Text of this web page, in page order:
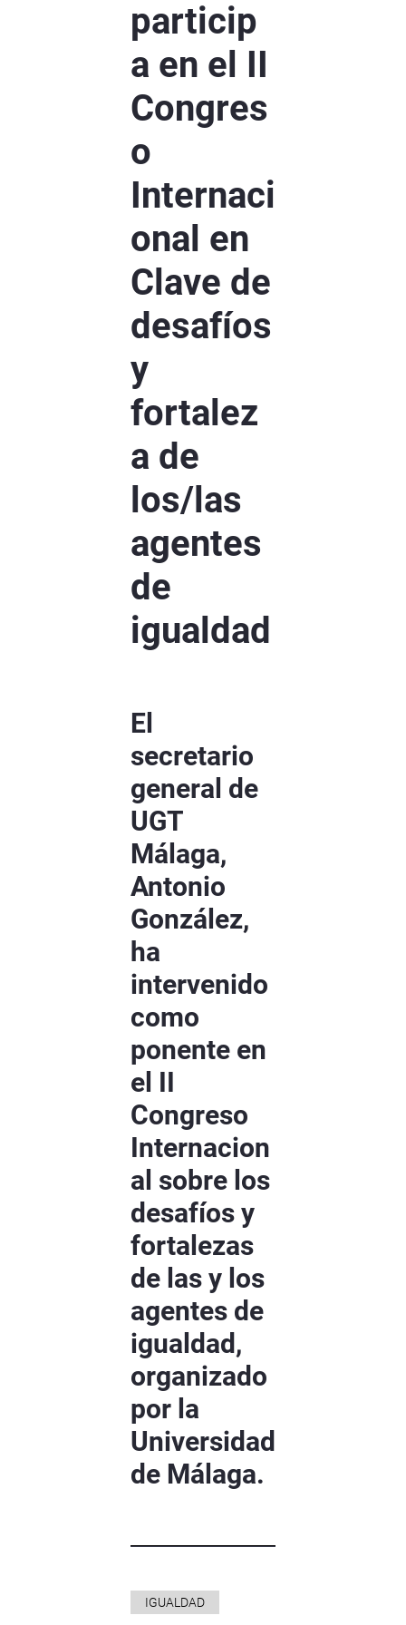
particip
a en el II
Congres
o
Internaci
onal en
Clave de
desafíos
y
fortalez
a de
los/las
agentes
de
igualdad
El
secretario
general de
UGT
Málaga,
Antonio
González,
ha
intervenido
como
ponente en
el II
Congreso
Internacion
al sobre los
desafíos y
fortalezas
de las y los
agentes de
igualdad,
organizado
por la
Universidad
de Málaga.
IGUALDAD